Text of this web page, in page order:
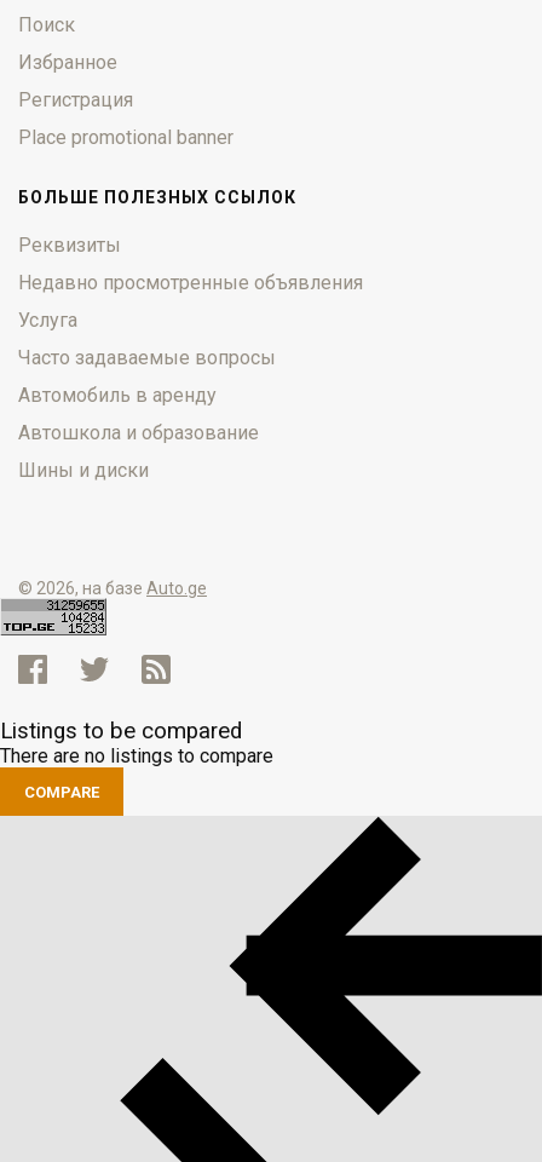
Поиск
Избранное
Регистрация
Place promotional banner
БОЛЬШЕ ПОЛЕЗНЫХ ССЫЛОК
Реквизиты
Недавно просмотренные объявления
Услуга
Часто задаваемые вопросы
Автомобиль в аренду
Автошкола и образование
Шины и диски
© 2026, на базе Auto.ge
Listings to be compared
There are no listings to compare
COMPARE